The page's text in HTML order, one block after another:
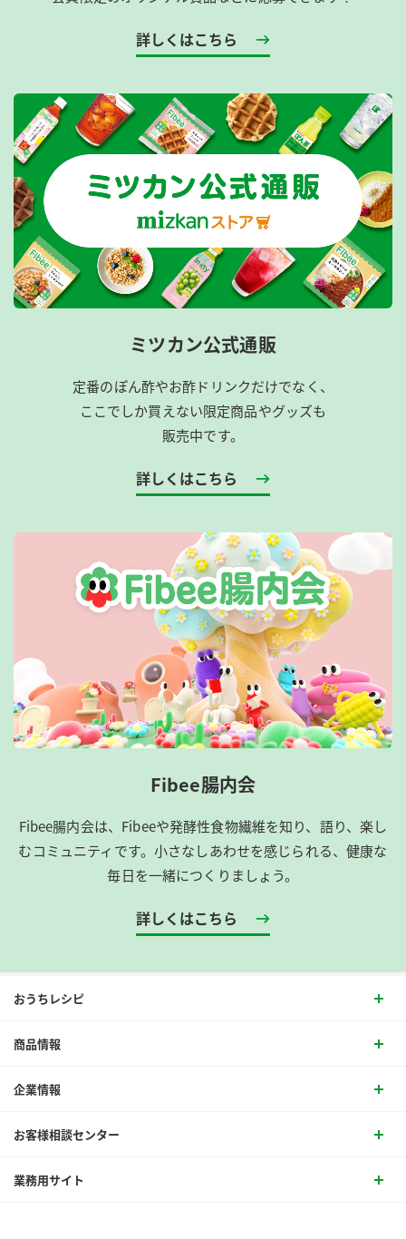
詳しくはこちら
ミツカン公式通販
定番のぽん酢やお酢ドリンクだけでなく、
ここでしか買えない限定商品やグッズも
販売中です。
詳しくはこちら
Fibee腸内会
Fibee腸内会は、​Fibeeや発酵性食物繊維を知り、語り、楽し
むコミュニティです。​小さなしあわせを感じられる、健康な
毎日を一緒につくりましょう。
詳しくはこちら
おうちレシピ
商品情報
企業情報
お客様相談センター
業務用サイト